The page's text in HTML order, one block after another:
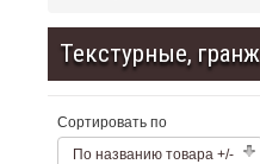
Текстурные, гранж
Сортировать по
По названию товара +/-